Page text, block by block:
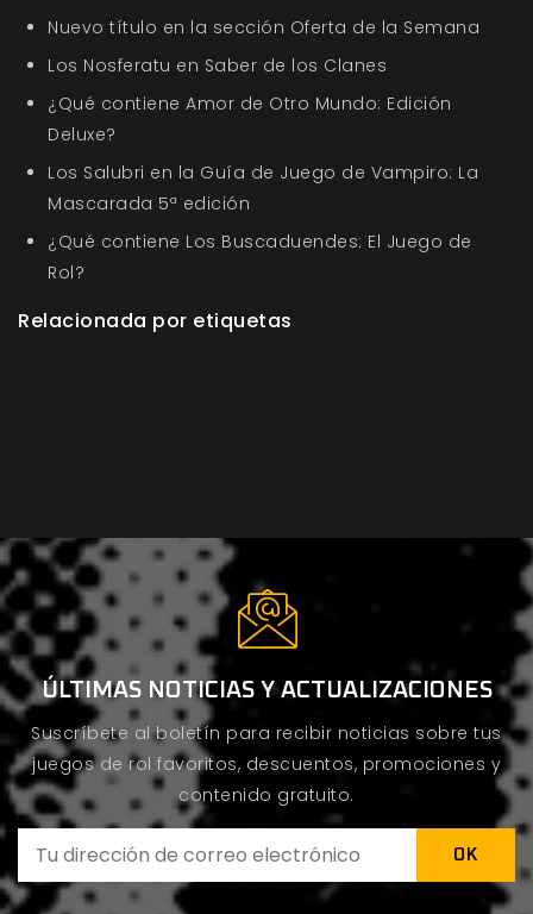
Nuevo título en la sección Oferta de la Semana
Los Nosferatu en Saber de los Clanes
¿Qué contiene Amor de Otro Mundo: Edición
Deluxe?
Los Salubri en la Guía de Juego de Vampiro: La
Mascarada 5ª edición
¿Qué contiene Los Buscaduendes: El Juego de
Rol?
Relacionada por etiquetas
ÚLTIMAS NOTICIAS Y ACTUALIZACIONES
Suscríbete al boletín para recibir noticias sobre tus
juegos de rol favoritos, descuentos, promociones y
contenido gratuito.